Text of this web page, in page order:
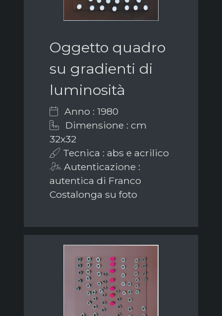
Oggetto quadro
su gradienti di
luminosità
Anno : 1980
Dimensione : cm
32x32
Tecnica : abs e acrilico
Autenticazione :
autentica di Franco
Costalonga su foto